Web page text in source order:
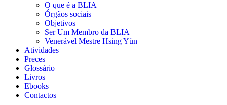
O que é a BLIA
Órgãos sociais
Objetivos
Ser Um Membro da BLIA
Venerável Mestre Hsing Yün
Atividades
Preces
Glossário
Livros
Ebooks
Contactos